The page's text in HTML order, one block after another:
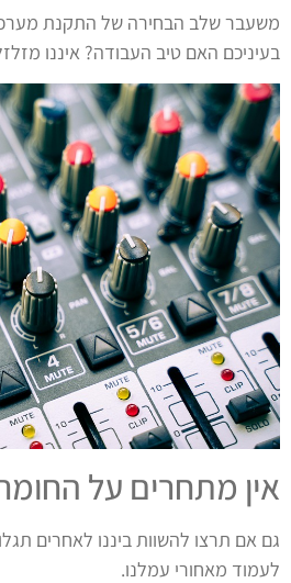
משעבר שלב הבחירה של התקנת
בעיניכם האם טיב העבודה? איננו
אין מתחרים על
גם אם תרצו להשוות ביננו לאחרים
לעמוד מאחורי עמלנו.